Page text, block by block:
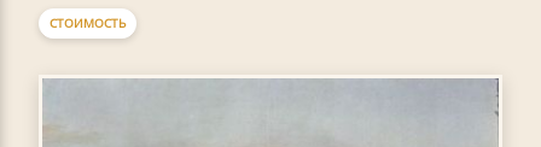
СТОИМОСТЬ